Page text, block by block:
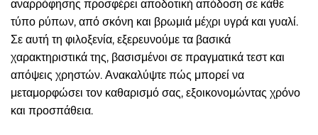
αναρρόφησης προσφέρει αποδοτική απόδοση σε κάθε
τύπο ρύπων, από σκόνη και βρωμιά μέχρι υγρά και γυαλί.
Σε αυτή τη φιλοξενία, εξερευνούμε τα βασικά
χαρακτηριστικά της, βασισμένοι σε πραγματικά τεστ και
απόψεις χρηστών. Ανακαλύψτε πώς μπορεί να
μεταμορφώσει τον καθαρισμό σας, εξοικονομώντας χρόνο
και προσπάθεια.